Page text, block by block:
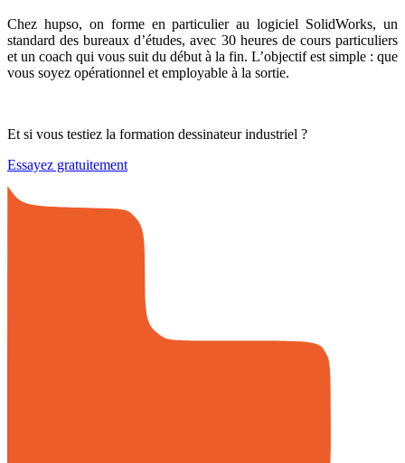
Chez hupso, on forme en particulier au logiciel SolidWorks, un
standard des bureaux d’études, avec 30 heures de cours particuliers
et un coach qui vous suit du début à la fin. L’objectif est simple : que
vous soyez opérationnel et employable à la sortie.
Et si vous testiez la formation dessinateur industriel ?
Essayez gratuitement